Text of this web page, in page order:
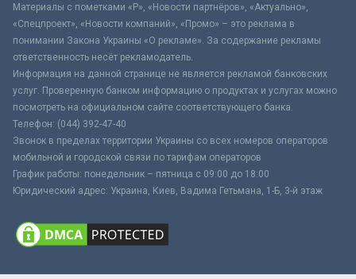
Материалы с пометками «Р», «Новости партнёров», «Актуально»,
«Спецпроект», «Новости компаний», «Промо» – это реклама в
понимании Закона Украины «О рекламе». За содержание рекламы
ответственность несёт рекламодатель.
Информация на данной странице не является рекламой банковских
услуг. Проверенную банком информацию о продуктах и услугах можно
посмотреть на официальном сайте соответствующего банка.
Телефон: (044) 392-47-40
Звонок в пределах территории Украины со всех номеров операторов
мобильной и городской связи по тарифам операторов
График работы: понедельник – пятница с 09:00 до 18:00
Юридический адрес: Украина, Киев, Вадима Гетьмана, 1-Б, 3-й этаж